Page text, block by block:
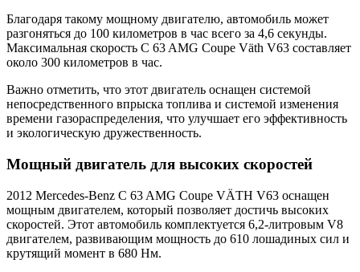
Благодаря такому мощному двигателю, автомобиль может
разгоняться до 100 километров в час всего за 4,6 секунды.
Максимальная скорость C 63 AMG Coupe Väth V63 составляет
около 300 километров в час.
Важно отметить, что этот двигатель оснащен системой
непосредственного впрыска топлива и системой изменения
времени газораспределения, что улучшает его эффективность
и экологическую дружественность.
Мощный двигатель для высоких скоростей
2012 Mercedes-Benz C 63 AMG Coupe VÄTH V63 оснащен
мощным двигателем, который позволяет достичь высоких
скоростей. Этот автомобиль комплектуется 6,2-литровым V8
двигателем, развивающим мощность до 610 лошадиных сил и
крутящий момент в 680 Нм.